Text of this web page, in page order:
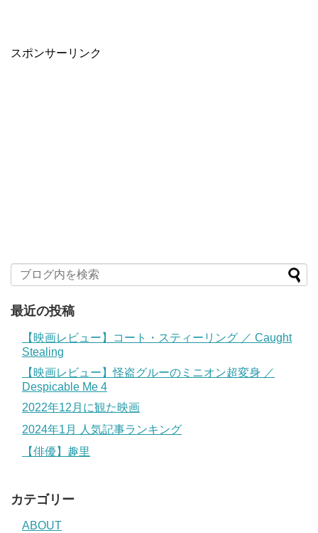
スポンサーリンク
最近の投稿
【映画レビュー】コート・スティーリング ／ Caught
Stealing
【映画レビュー】怪盗グルーのミニオン超変身 ／
Despicable Me 4
2022年12月に観た映画
2024年1月 人気記事ランキング
【俳優】趣里
カテゴリー
ABOUT